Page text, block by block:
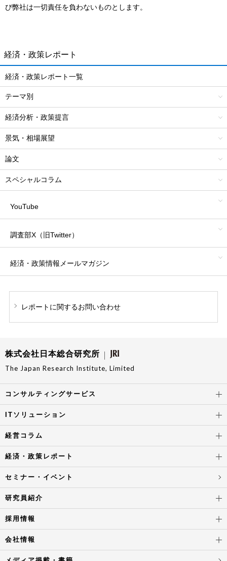
び弊社は一切責任を負わないものとします。
経済・政策レポート
経済・政策レポート一覧
テーマ別
経済分析・政策提言
景気・相場展望
論文
スペシャルコラム
YouTube
調査部X（旧Twitter）
経済・政策情報 メールマガジン
レポートに関するお問い合わせ
株式会社日本総合研究所
The Japan Research Institute, Limited
コンサルティングサービス
ITソリューション
経営コラム
経済・政策レポート
セミナー・イベント
研究員紹介
採用情報
会社情報